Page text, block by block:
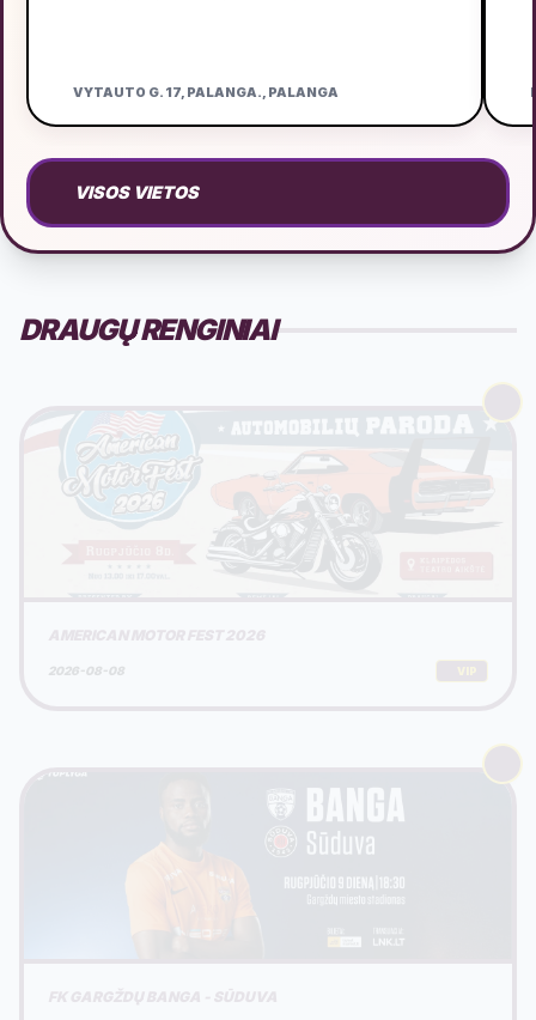
VYTAUTO G. 17, PALANGA., PALANGA
VISOS VIETOS
DRAUGŲ RENGINIAI
2026-08-08